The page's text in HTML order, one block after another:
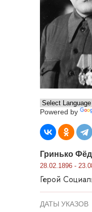
Powered by
Гринько
28.02.1896 -
Герой
ДАТЫ УКАЗОВ